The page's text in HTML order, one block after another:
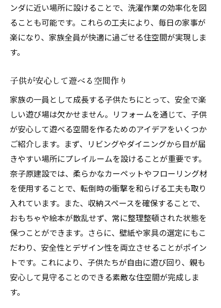
ンダに近い場所に設けることで、洗濯作業の効率化を図
ることも可能です。これらの工夫により、毎日の家事が
楽になり、家族全員が快適に過ごせる住空間が実現しま
す。
子供が安心して遊べる空間作り
家族の一員として成長する子供たちにとって、安全で楽
しい遊び場は欠かせません。リフォームを通じて、子供
が安心して遊べる空間を作るためのアイデアをいくつか
ご紹介します。まず、リビングやダイニングから目が届
きやすい場所にプレイルームを設けることが重要です。
奈子原建設では、柔らかなカーペットやフローリング材
を使用することで、転倒時の衝撃を和らげる工夫も取り
入れています。また、収納スペースを確保することで、
おもちゃや絵本が散乱せず、常に整理整頓された状態を
保つことができます。さらに、壁紙や家具の選定にもこ
だわり、安全性とデザイン性を両立させることがポイン
トです。これにより、子供たちが自由に遊び回り、親も
安心して見守ることのできる素敵な住空間が完成しま
す。